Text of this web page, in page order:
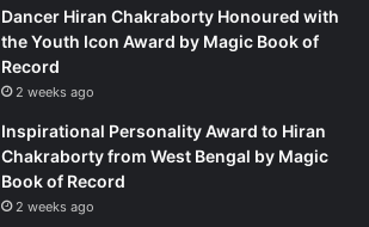
Dancer Hiran Chakraborty Honoured with
the Youth Icon Award by Magic Book of
Record
2 weeks ago
Inspirational Personality Award to Hiran
Chakraborty from West Bengal by Magic
Book of Record
2 weeks ago